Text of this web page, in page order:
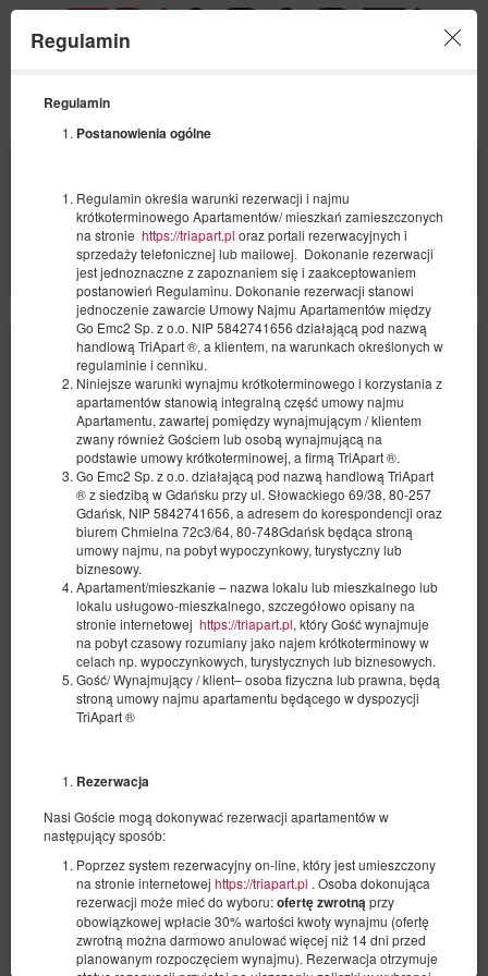
Regulamin
Regulamin
Postanowienia ogólne
Regulamin określa warunki rezerwacji i najmu
krótkoterminowego Apartamentów/ mieszkań zamieszczonych
na stronie https://triapart.pl oraz portali rezerwacyjnych i
sprzedaży telefonicznej lub mailowej. Dokonanie rezerwacji
jest jednoznaczne z zapoznaniem się i zaakceptowaniem
postanowień Regulaminu. Dokonanie rezerwacji stanowi
jednoczenie zawarcie Umowy Najmu Apartamentów między
Go Emc2 Sp. z o.o. NIP 5842741656 działającą pod nazwą
handlową TriApart ®, a klientem, na warunkach określonych w
regulaminie i cenniku.
Niniejsze warunki wynajmu krótkoterminowego i korzystania z
apartamentów stanowią integralną część umowy najmu
Apartamentu, zawartej pomiędzy wynajmującym / klientem
zwany również Gościem lub osobą wynajmującą na
podstawie umowy krótkoterminowej, a firmą TriApart ®.
Go Emc2 Sp. z o.o. działającą pod nazwą handlową TriApart
® z siedzibą w Gdańsku przy ul. Słowackiego 69/38, 80-257
Gdańsk, NIP 5842741656, a adresem do korespondencji oraz
biurem Chmielna 72c3/64, 80-748Gdańsk będąca stroną
umowy najmu, na pobyt wypoczynkowy, turystyczny lub
biznesowy.
Apartament/mieszkanie – nazwa lokalu lub mieszkalnego lub
lokalu usługowo-mieszkalnego, szczegółowo opisany na
stronie internetowej https://triapart.pl, który Gość wynajmuje
na pobyt czasowy rozumiany jako najem krótkoterminowy w
celach np. wypoczynkowych, turystycznych lub biznesowych.
Gość/ Wynajmujący / klient– osoba fizyczna lub prawna, będą
stroną umowy najmu apartamentu będącego w dyspozycji
TriApart ®
Rezerwacja
Nasi Goście mogą dokonywać rezerwacji apartamentów w
następujący sposób:
Poprzez system rezerwacyjny on-line, który jest umieszczony
na stronie internetowej https://triapart.pl . Osoba dokonująca
rezerwacji może mieć do wyboru:ofertę zwrotną przy
obowiązkowej wpłacie 30% wartości kwoty wynajmu (ofertę
zwrotną można darmowo anulować więcej niż 14 dni przed
planowanym rozpoczęciem wynajmu). Rezerwacja otrzymuje
2026
11
2026
ANZAHL DER PERSONEN
FILTER
Apartment Modern Doki Food Hall by
TriApart
Verfügbare Nummer: 1
1 Ausklappbares Sofa
€ 269,71
Teilen Details Verfügbarkeit prüfen
Angebote zeigen